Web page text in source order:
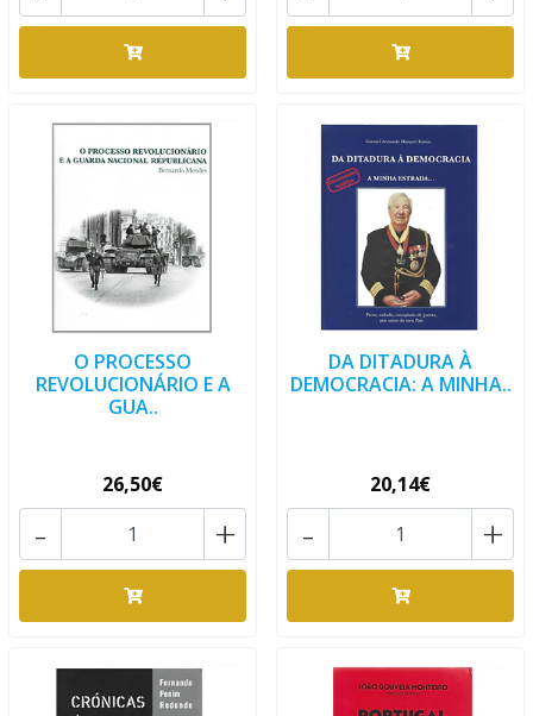
O PROCESSO
REVOLUCIONÁRIO E A
GUA..
26,50€
+
-
DA DITADURA À
DEMOCRACIA: A MINHA..
20,14€
+
-